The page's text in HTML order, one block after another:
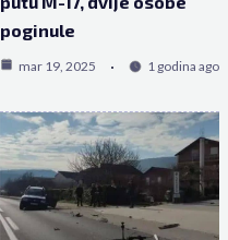
poginule
mar 19, 2025 1 godina ago